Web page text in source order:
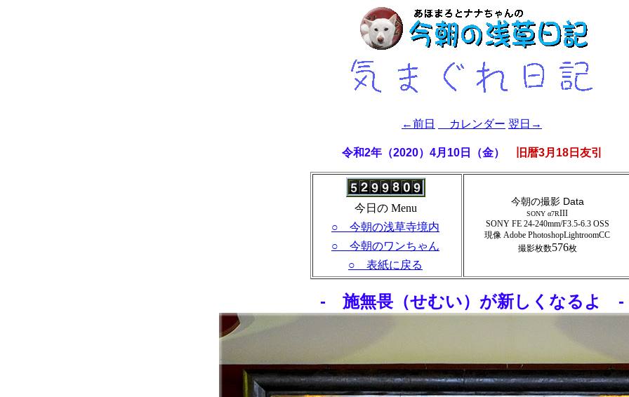
←前日 カレンダー 翌日→
令和2年（2020）4月10日（金） 旧暦3月18日友引
今日の Menu
○ 今朝の浅草寺境内
○ 今朝のワンちゃん
○ 表紙に戻る
今朝の撮影 Data
SONY α7RIII
SONY FE 24-240mm/F3.5-6.3 OSS
現像 Adobe PhotoshopLightroomCC
撮影枚数576枚
- 施無畏（せむい）が新しくなるよ -